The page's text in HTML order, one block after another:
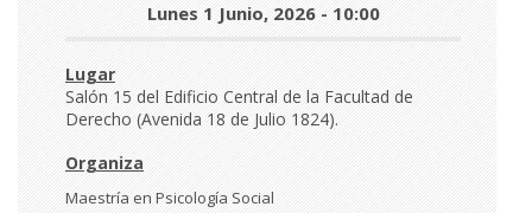
Día
y
hora
Lunes 1 Junio, 2026 - 10:00
Lugar
Salón 15 del Edificio Central de la Facultad de
Derecho (Avenida 18 de Julio 1824).
Organiza
Maestría en Psicología Social